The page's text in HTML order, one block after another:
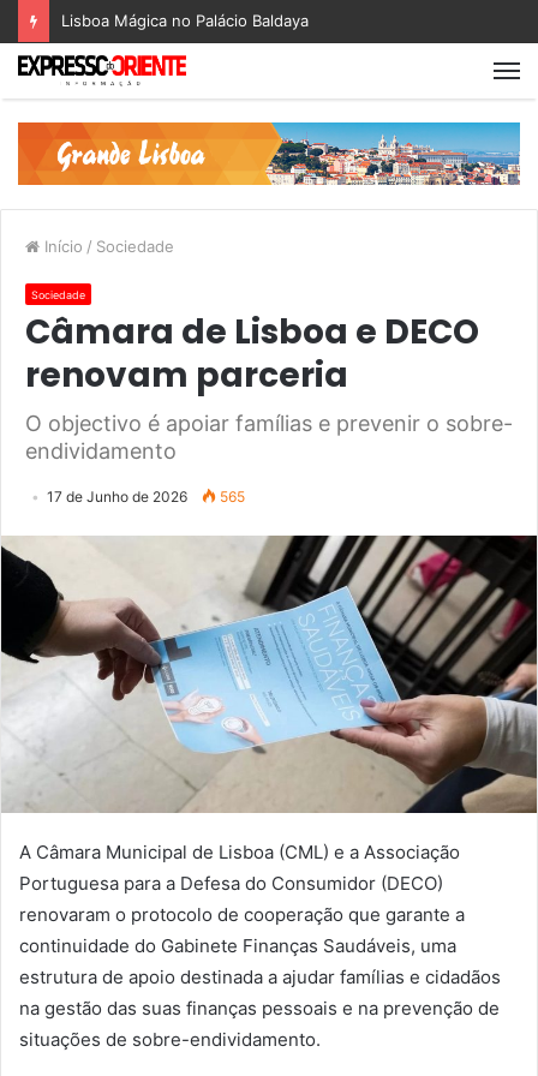
Lisboa Mágica no Palácio Baldaya
Início / Sociedade
Sociedade
Câmara de Lisboa e DECO
renovam parceria
O objectivo é apoiar famílias e prevenir o sobre-
endividamento
17 de Junho de 2026 565
A Câmara Municipal de Lisboa (CML) e a Associação
Portuguesa para a Defesa do Consumidor (DECO)
renovaram o protocolo de cooperação que garante a
continuidade do Gabinete Finanças Saudáveis, uma
estrutura de apoio destinada a ajudar famílias e cidadãos
na gestão das suas finanças pessoais e na prevenção de
situações de sobre-endividamento.